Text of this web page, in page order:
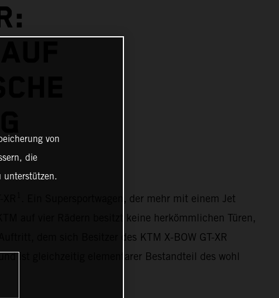
. Ein Supersportwagen, der mehr mit einem Jet
auf vier Rädern besitzt keine herkömmlichen Türen,
dem sich Besitzer des KTM X-BOW GT-XR
ist gleichzeitig elementarer Bestandteil des wohl
von
die
unterstützen.